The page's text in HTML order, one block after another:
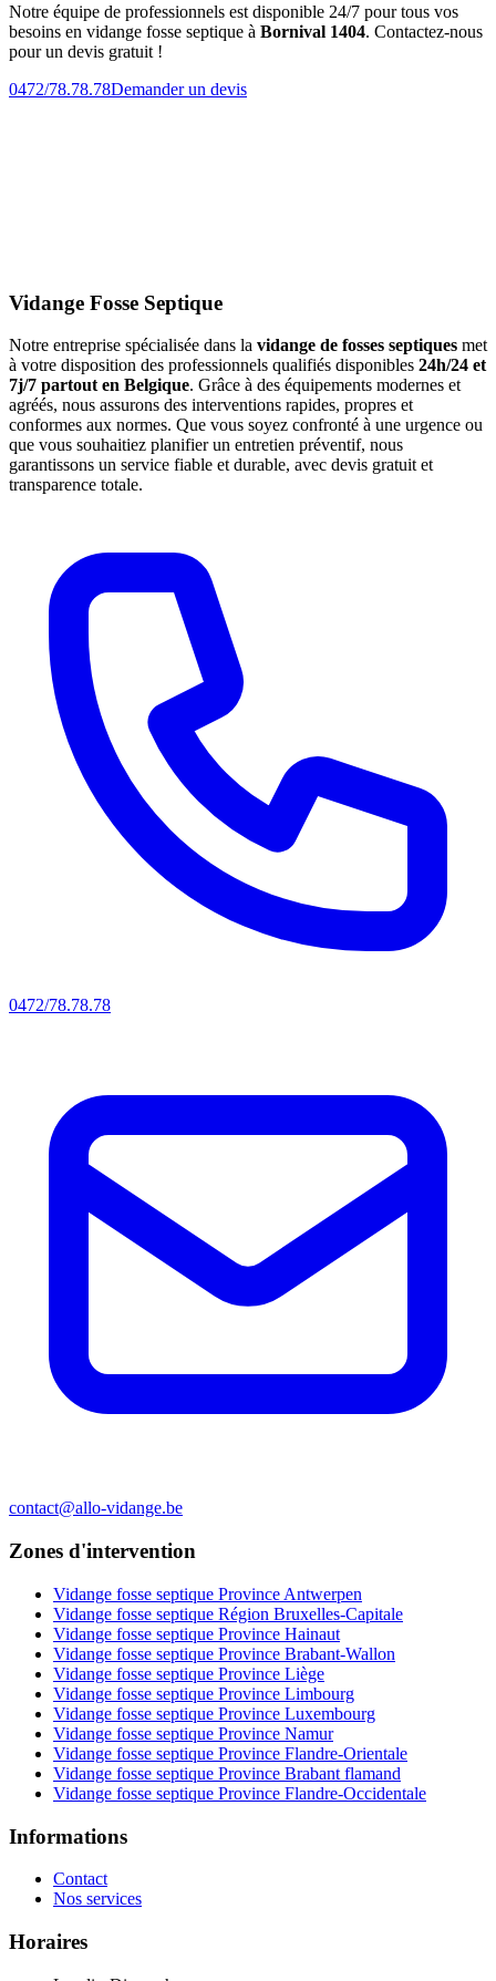
Notre équipe de professionnels est disponible 24/7 pour tous vos
besoins en vidange fosse septique à Bornival 1404. Contactez-nous
pour un devis gratuit !
0472/78.78.78Demander un devis
Vidange Fosse Septique
Notre entreprise spécialisée dans la vidange de fosses septiques met
à votre disposition des professionnels qualifiés disponibles 24h/24 et
7j/7 partout en Belgique. Grâce à des équipements modernes et
agréés, nous assurons des interventions rapides, propres et
conformes aux normes. Que vous soyez confronté à une urgence ou
que vous souhaitiez planifier un entretien préventif, nous
garantissons un service fiable et durable, avec devis gratuit et
transparence totale.
0472/78.78.78
contact@allo-vidange.be
Zones d'intervention
Vidange fosse septique Province Antwerpen
Vidange fosse septique Région Bruxelles-Capitale
Vidange fosse septique Province Hainaut
Vidange fosse septique Province Brabant-Wallon
Vidange fosse septique Province Liège
Vidange fosse septique Province Limbourg
Vidange fosse septique Province Luxembourg
Vidange fosse septique Province Namur
Vidange fosse septique Province Flandre-Orientale
Vidange fosse septique Province Brabant flamand
Vidange fosse septique Province Flandre-Occidentale
Informations
Contact
Nos services
Horaires